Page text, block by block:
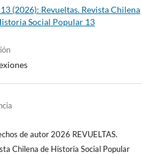
(2026): Revueltas. Revista Chilena
Social Popular 13
de autor 2026 REVUELTAS.
Chilena de Historia Social Popular